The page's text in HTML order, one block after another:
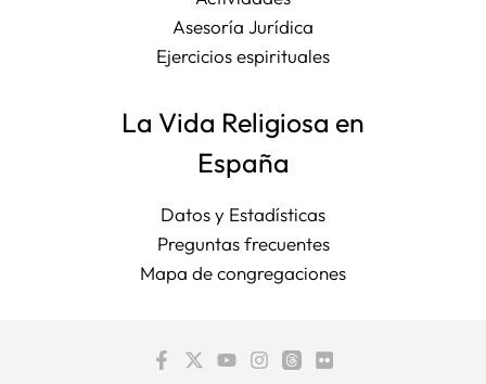
Asesoría Jurídica
Ejercicios espirituales
La Vida Religiosa en
España
Datos y Estadísticas
Preguntas frecuentes
Mapa de congregaciones